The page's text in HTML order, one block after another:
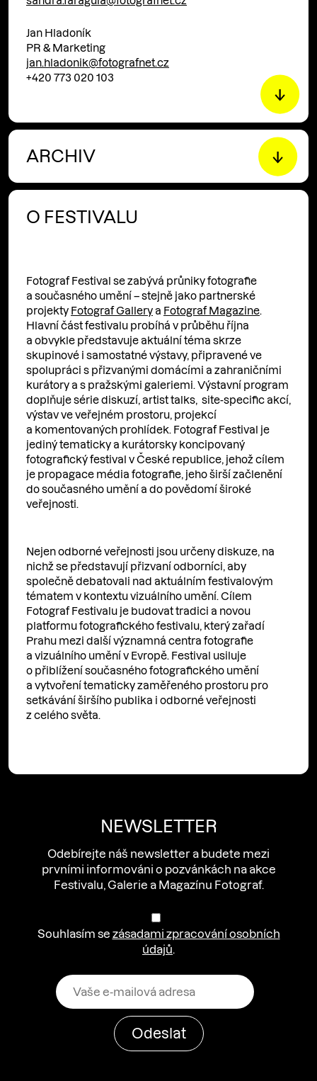
Jan Hladoník
PR & Marketing
jan.hladonik@fotografnet.cz
+420 773 020 103
ARCHIV
O FESTIVALU
Fotograf Festival se zabývá průniky fotografie
a současného umění – stejně jako partnerské
projekty Fotograf Gallerya Fotograf Magazine.
Hlavní část festivalu probíhá v průběhu října
a obvykle představuje aktuální téma skrze
skupinové i samostatné výstavy, připravené ve
spolupráci s přizvanými domácími a zahraničními
kurátory a s pražskými galeriemi. Výstavní program
doplňuje série diskuzí, artist talks, site-specific akcí,
výstav ve veřejném prostoru, projekcí
a komentovaných prohlídek. Fotograf Festival je
jediný tematicky a kurátorsky koncipovaný
fotografický festival v České republice, jehož cílem
je propagace média fotografie, jeho širší začlenění
do současného umění a do povědomí široké
veřejnosti.
Nejen odborné veřejnosti jsou určeny diskuze, na
nichž se představují přizvaní odborníci, aby
společně debatovali nad aktuálním festivalovým
tématem v kontextu vizuálního umění. Cílem
Fotograf Festivalu je budovat tradici a novou
platformu fotografického festivalu, který zařadí
Prahu mezi další významná centra fotografie
a vizuálního umění v Evropě. Festival usiluje
o přiblížení současného fotografického umění
a vytvoření tematicky zaměřeného prostoru pro
setkávání širšího publika i odborné veřejnosti
z celého světa.
NEWSLETTER
Odebírejte náš newsletter a budete mezi
prvními informováni o pozvánkách na akce
Festivalu, Galerie a Magazínu Fotograf.
Souhlasím se zásadami zpracování osobních
údajů